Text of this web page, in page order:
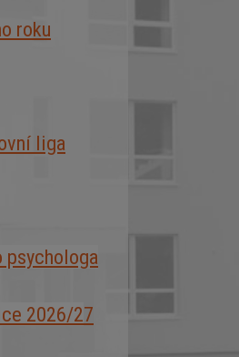
roku
liga
psychologa
2026/27